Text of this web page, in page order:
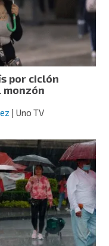
por ciclón
| Uno TV